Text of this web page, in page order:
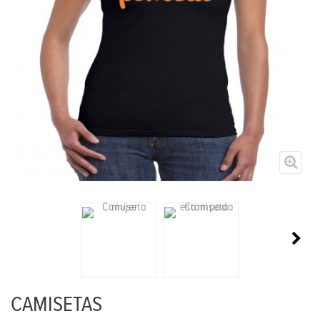
CAMISETAS